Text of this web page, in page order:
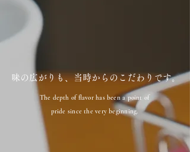
味の広がりも、当時からのこだわりです。
The depth of flavor has been a point of
pride since the very beginning.